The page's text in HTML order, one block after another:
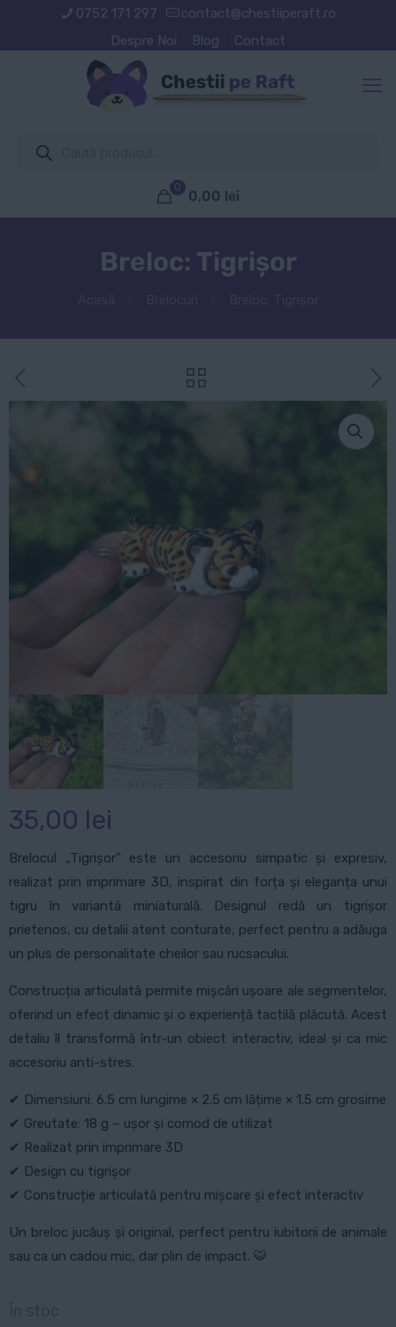
0752 171 297
contact@chestiiperaft.ro
Despre Noi
Blog Contact
search
0
0,00 lei
Breloc: Tigrișor
35,00 lei
Brelocul „Tigrișor” este un accesoriu simpatic și expresiv,
realizat prin imprimare 3D, inspirat din forța și eleganța unui
tigru în variantă miniaturală. Designul redă un tigrișor
prietenos, cu detalii atent conturate, perfect pentru a adăuga
un plus de personalitate cheilor sau rucsacului.
Construcția articulată permite mișcări ușoare ale segmentelor,
oferind un efect dinamic și o experiență tactilă plăcută. Acest
detaliu îl transformă într-un obiect interactiv, ideal și ca mic
accesoriu anti-stres.
✔ Dimensiuni: 6.5 cm lungime × 2.5 cm lățime × 1.5 cm grosime
✔ Greutate: 18 g – ușor și comod de utilizat
✔ Realizat prin imprimare 3D
✔ Design cu tigrișor
✔ Construcție articulată pentru mișcare și efect interactiv
Un breloc jucăuș și original, perfect pentru iubitorii de animale
sau ca un cadou mic, dar plin de impact. 🐯
În stoc